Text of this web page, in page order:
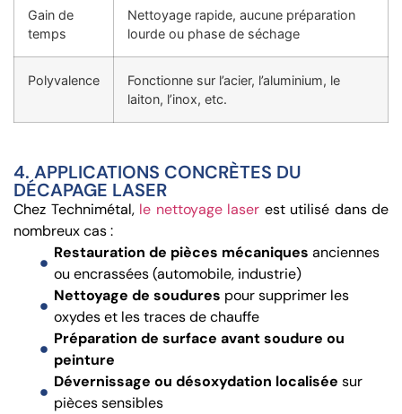
Gain de
temps
Nettoyage rapide, aucune préparation
lourde ou phase de séchage
Polyvalence
Fonctionne sur l’acier, l’aluminium, le
laiton, l’inox, etc.
4. APPLICATIONS CONCRÈTES DU
DÉCAPAGE LASER
Chez Technimétal, le nettoyage laser est utilisé dans de
nombreux cas :
Restauration de pièces mécaniques anciennes
ou encrassées (automobile, industrie)
Nettoyage de soudures pour supprimer les
oxydes et les traces de chauffe
Préparation de surface avant soudure ou
peinture
Dévernissage ou désoxydation localisée sur
pièces sensibles